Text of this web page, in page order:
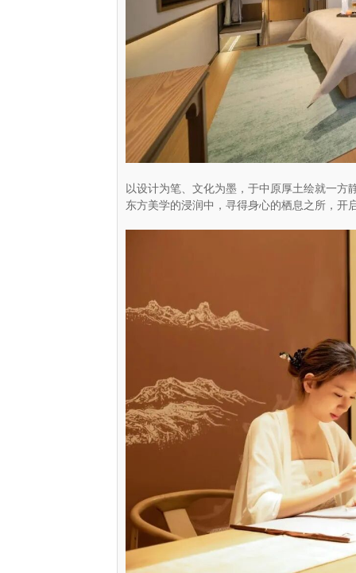
以设计为笔、文化为墨，于中原厚土绘就一
东方美学的浸润中，寻得身心的栖息之所，开